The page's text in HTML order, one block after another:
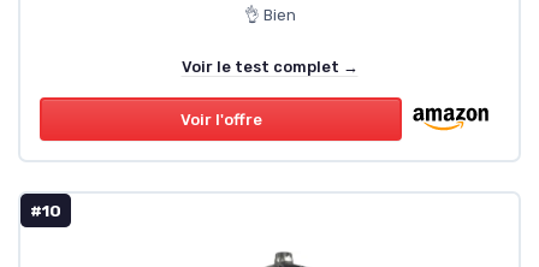
👌 Bien
Voir le test complet →
Voir l'offre
#10